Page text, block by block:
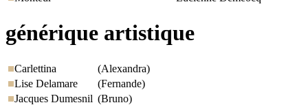
générique artistique
Carlettina
(Alexandra)
Lise Delamare
(Fernande)
Jacques Dumesnil (Bruno)